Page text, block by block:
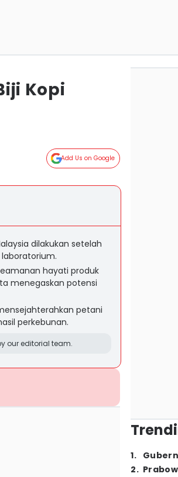
Kopi
Add Us on Google
dilakukan setelah
hayati produk
menegaskan potensi
petani
perkebunan.
our editorial team.
1.
2.